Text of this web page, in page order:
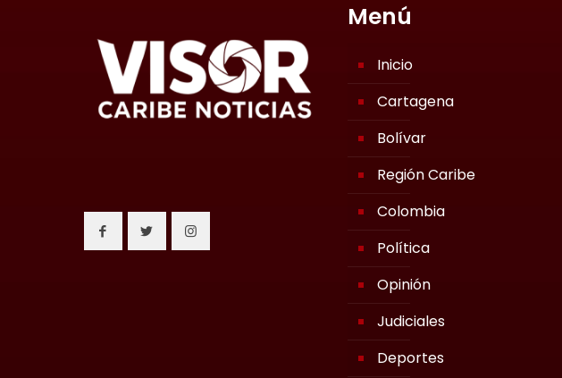
Menú
Inicio
Cartagena
Bolívar
Región Caribe
Colombia
Política
Opinión
Judiciales
Deportes